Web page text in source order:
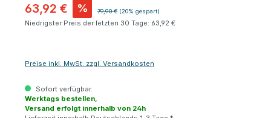
63,92 € % Regulärer Preis:
79,90 € (20% gespart)
Niedrigster Preis der letzten 30 Tage: 63,92 €
Preise inkl. MwSt. zzgl. Versandkosten
Sofort verfügbar.
Werktags bestellen,
Versand erfolgt innerhalb von 24h